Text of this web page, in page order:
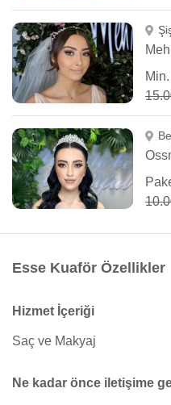
Esse Kuaför Özellikler
Hizmet İçeriği
Saç ve Makyaj
Ne kadar önce iletişime